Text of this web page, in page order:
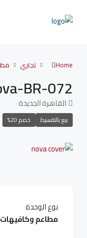
Home تجاري
BR-072
القاهرة الجديدة
بيع بالتقسيط خصم 20%
نوع الوحدة
مطاعم